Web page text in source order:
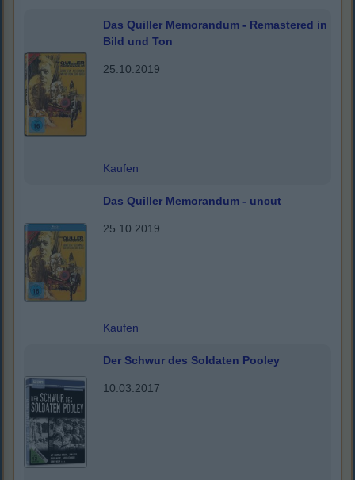
Das Quiller Memorandum - Remastered in
Bild und Ton
25.10.2019
Kaufen
Das Quiller Memorandum - uncut
25.10.2019
Kaufen
Der Schwur des Soldaten Pooley
10.03.2017